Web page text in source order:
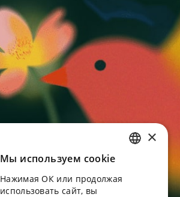
ENGLISH
×
Мы используем сookie
Нажимая ОК или продолжая
использовать сайт, вы